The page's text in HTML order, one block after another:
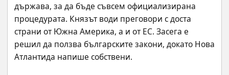
държава, за да бъде съвсем официализирана
процедурата. Князът води преговори с доста
страни от Южна Америка, а и от ЕС. Засега е
решил да ползва българските закони, докато Нова